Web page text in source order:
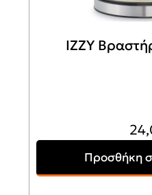
IZZY
Προσθήκη